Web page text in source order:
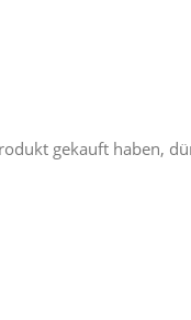
gekauft haben,